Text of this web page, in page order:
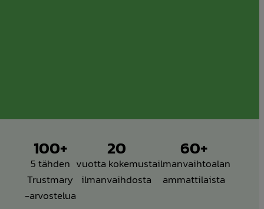
100+
5 tähden
Trustmary
-arvostelua
20
vuotta kokemusta
ilmanvaihdosta
60+
ilmanvaihtoalan
ammattilaista